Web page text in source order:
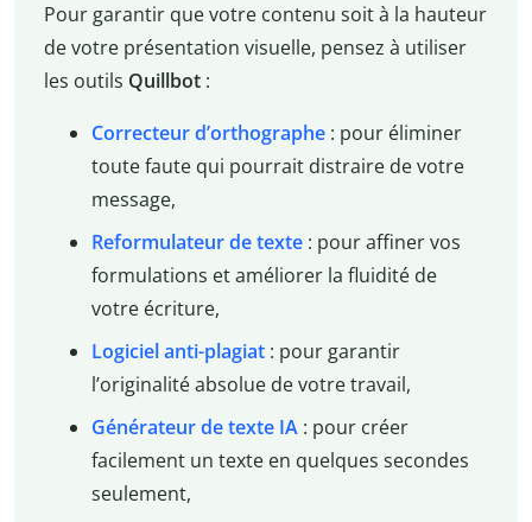
Pour garantir que votre contenu soit à la hauteur
de votre présentation visuelle, pensez à utiliser
les outils Quillbot :
Correcteur d’orthographe: pour éliminer
toute faute qui pourrait distraire de votre
message,
Reformulateur de texte: pour affiner vos
formulations et améliorer la fluidité de
votre écriture,
Logiciel anti-plagiat: pour garantir
l’originalité absolue de votre travail,
Générateur de texte IA: pour créer
facilement un texte en quelques secondes
seulement,